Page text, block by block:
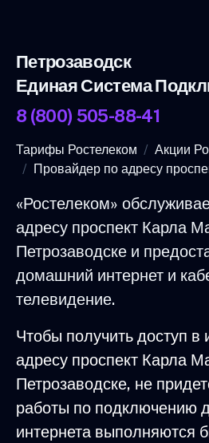
Петрозаводск
Единая Система
8 (800) 505-88-41
Тарифы Ростелеком
Акции
Провайдер по адресу
«Ростелеком»
адресу проспект Карла
Петрозаводске и
домашний интернет и
телевидение.
Чтобы получить доступ в
адресу проспект Карла
Петрозаводске, не
работы по подключению
интернета выполняются